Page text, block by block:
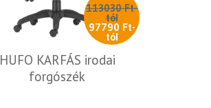
113030 Ft-
tól
97790 Ft-
tól
HUFO KARFÁS irodai
forgószék